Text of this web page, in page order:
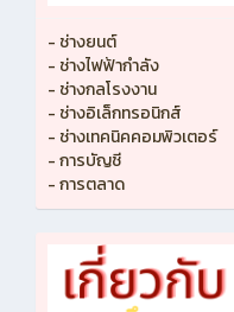
- ช่างยนต์
- ช่างไฟฟ้ากำลัง
- ช่างกลโรงงาน
- ช่างอิเล็กทรอนิกส์
- ช่างเทคนิคคอมพิวเตอร์
- การบัญชี
- การตลาด